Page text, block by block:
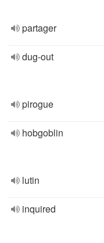
partager
dug-out
pirogue
hobgoblin
lutin
inquired